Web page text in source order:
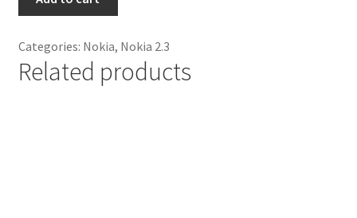
Мој профил
Продавница
Сервис за мобилни телефони
Nokia
Crna
quantity
Categories: Nokia, Nokia 2.3
Related products